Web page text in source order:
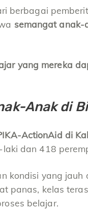
berbagai
semangat anak-
yang mereka
Anak di
ActionAid di
dan 418
kondisi yang
panas, kelas
belajar.